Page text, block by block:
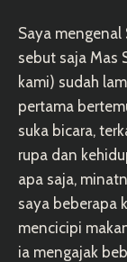
Saya
sebut saja Mas
kami) sudah
pertama
suka bicara,
rupa dan
apa saja,
saya beberapa
mencicipi
ia mengajak